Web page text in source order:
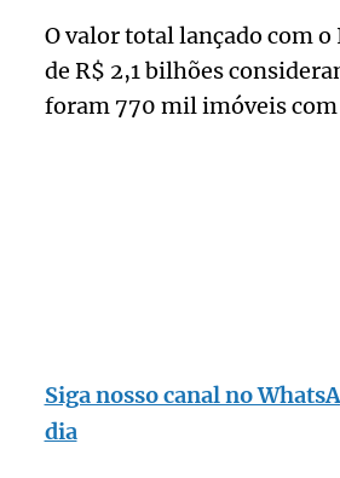
O valor total lançado com o
de R$ 2,1 bilhões
foram 770 mil imóveis com
Siga nosso canal no
dia